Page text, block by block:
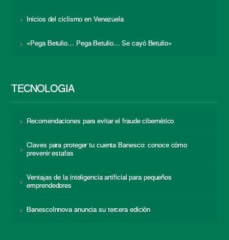
Inicios del ciclismo en Venezuela
«Pega Betulio… Pega Betulio… Se cayó Betulio»
TECNOLOGÍA
Recomendaciones para evitar el fraude cibernético
Claves para proteger tu cuenta Banesco: conoce cómo
prevenir estafas
Ventajas de la inteligencia artificial para pequeños
emprendedores
BanescoInnova anuncia su tercera edición